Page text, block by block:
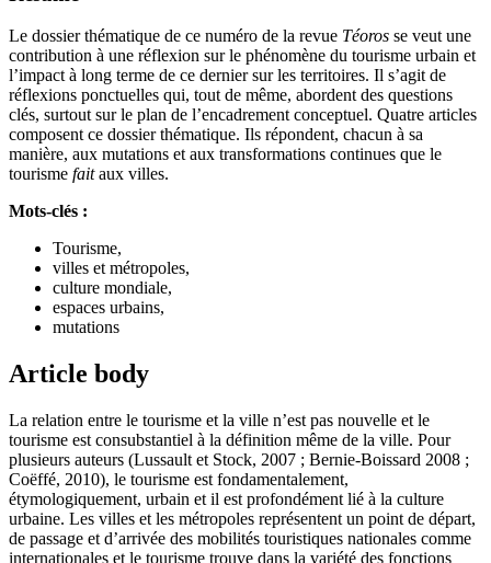
Le dossier thématique de ce numéro de la revue Téoros se veut une
contribution à une réflexion sur le phénomène du tourisme urbain et
l’impact à long terme de ce dernier sur les territoires. Il s’agit de
réflexions ponctuelles qui, tout de même, abordent des questions
clés, surtout sur le plan de l’encadrement conceptuel. Quatre articles
composent ce dossier thématique. Ils répondent, chacun à sa
manière, aux mutations et aux transformations continues que le
tourisme faitaux villes.
Mots-clés :
Tourisme,
villes et métropoles,
culture mondiale,
espaces urbains,
mutations
Article body
La relation entre le tourisme et la ville n’est pas nouvelle et le
tourisme est consubstantiel à la définition même de la ville. Pour
plusieurs auteurs (Lussault et Stock, 2007 ; Bernie-Boissard 2008 ;
Coëffé, 2010), le tourisme est fondamentalement,
étymologiquement, urbain et il est profondément lié à la culture
urbaine. Les villes et les métropoles représentent un point de départ,
de passage et d’arrivée des mobilités touristiques nationales comme
internationales et le tourisme trouve dans la variété des fonctions